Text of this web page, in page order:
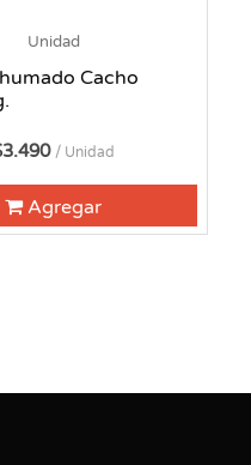
Unidad
Cacho
/ Unidad
Agregar